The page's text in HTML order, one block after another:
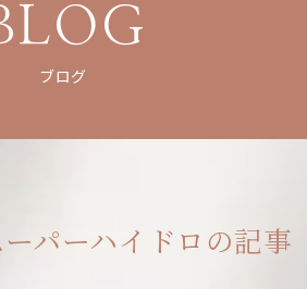
ブログ
パーハイドロの記事